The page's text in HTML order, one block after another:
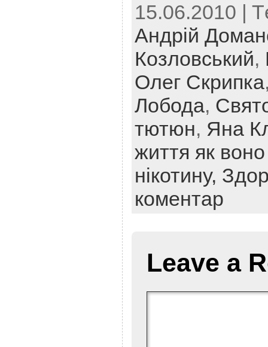
15.06.2010 |
Андрій
Козловський,
Олег Скрипка
Лобода,
тютюн, Яна
життя як
нікотину,
коментар
Leave a